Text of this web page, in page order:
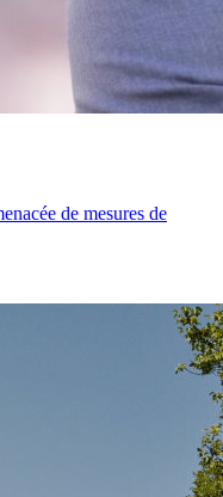
de mesures de